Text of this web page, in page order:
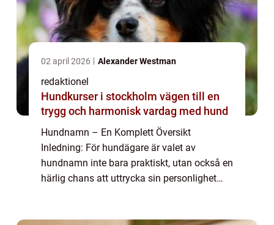
02 april 2026 Alexander Westman
redaktionel
Hundkurser i stockholm vägen till en
trygg och harmonisk vardag med hund
Hundnamn – En Komplett Översikt
Inledning: För hundägare är valet av
hundnamn inte bara praktiskt, utan också en
härlig chans att uttrycka sin personlighet